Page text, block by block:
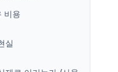
비용
실